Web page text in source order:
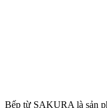
Bếp từ SAKURA là sản